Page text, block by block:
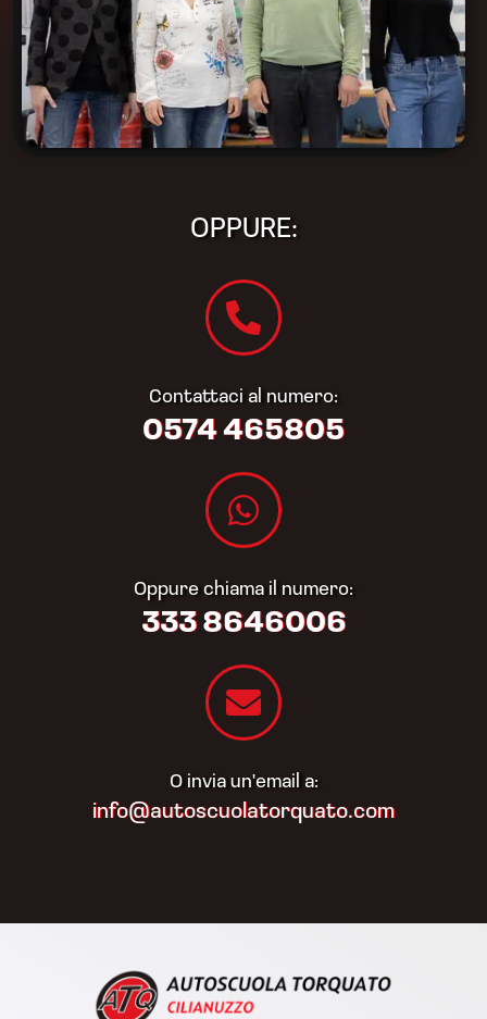
OPPURE:
Contattaci al numero:
0574 465805​
Oppure chiama il numero:
333 8646006
O invia un'email a:
info@autoscuolatorquato.com